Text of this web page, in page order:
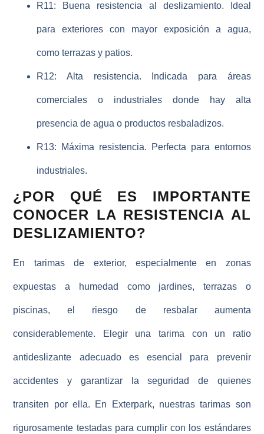
R11: Buena resistencia al deslizamiento. Ideal
para exteriores con mayor exposición a agua,
como terrazas y patios.
R12: Alta resistencia. Indicada para áreas
comerciales o industriales donde hay alta
presencia de agua o productos resbaladizos.
R13: Máxima resistencia. Perfecta para entornos
industriales.
¿POR QUÉ ES IMPORTANTE
CONOCER LA RESISTENCIA AL
DESLIZAMIENTO?
En tarimas de exterior, especialmente en zonas
expuestas a humedad como jardines, terrazas o
piscinas, el riesgo de resbalar aumenta
considerablemente. Elegir una tarima con un ratio
antideslizante adecuado es esencial para prevenir
accidentes y garantizar la seguridad de quienes
transiten por ella. En Exterpark, nuestras tarimas son
rigurosamente testadas para cumplir con los estándares